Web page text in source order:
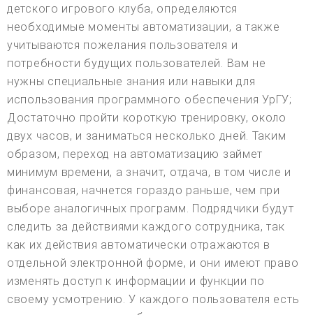
детского игрового клуба, определяются
необходимые моменты автоматизации, а также
учитываются пожелания пользователя и
потребности будущих пользователей. Вам не
нужны специальные знания или навыки для
использования программного обеспечения УрГУ;
Достаточно пройти короткую тренировку, около
двух часов, и заниматься несколько дней. Таким
образом, переход на автоматизацию займет
минимум времени, а значит, отдача, в том числе и
финансовая, начнется гораздо раньше, чем при
выборе аналогичных программ. Подрядчики будут
следить за действиями каждого сотрудника, так
как их действия автоматически отражаются в
отдельной электронной форме, и они имеют право
изменять доступ к информации и функции по
своему усмотрению. У каждого пользователя есть